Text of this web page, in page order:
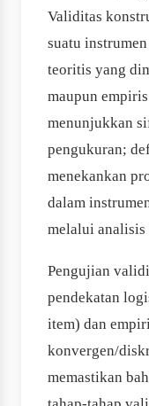
Validitas
suatu
teoritis yang
maupun
menunjukkan
pengukuran;
menekankan
dalam
melalui
Pengujian
pendekatan
item) dan
konvergen/­
memastikan